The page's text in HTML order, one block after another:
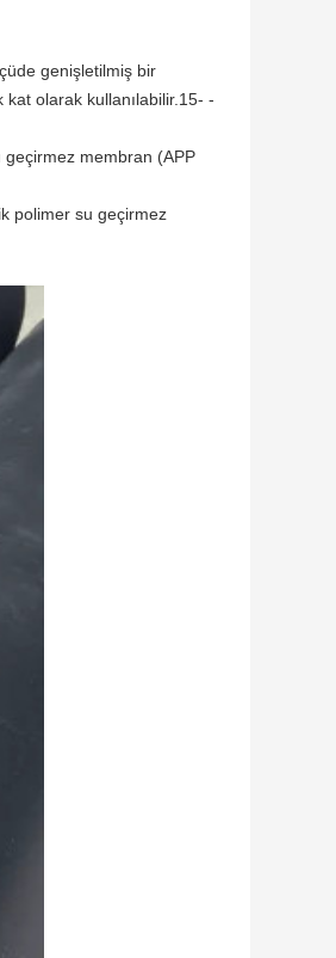
genişletilmiş bir
kat olarak kullanılabilir.15- -
membran (APP
polimer su geçirmez